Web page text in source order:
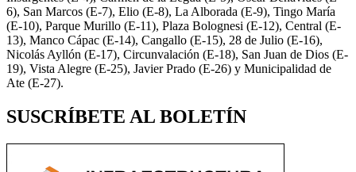
6), San Marcos (E-7), Elio (E-8), La Alborada (E-9), Tingo María
(E-10), Parque Murillo (E-11), Plaza Bolognesi (E-12), Central (E-
13), Manco Cápac (E-14), Cangallo (E-15), 28 de Julio (E-16),
Nicolás Ayllón (E-17), Circunvalación (E-18), San Juan de Dios (E-
19), Vista Alegre (E-25), Javier Prado (E-26) y Municipalidad de
Ate (E-27).
SUSCRÍBETE AL BOLETÍN